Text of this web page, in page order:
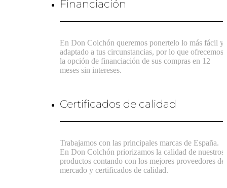
Financiación
En Don Colchón queremos ponertelo lo más fácil y
adaptado a tus circunstancias, por lo que ofrecemos
la opción de financiación de sus compras en 12
meses sin intereses.
Certificados de calidad
Trabajamos con las principales marcas de España.
En Don Colchón priorizamos la calidad de nuestros
productos contando con los mejores proveedores del
mercado y certificados de calidad.